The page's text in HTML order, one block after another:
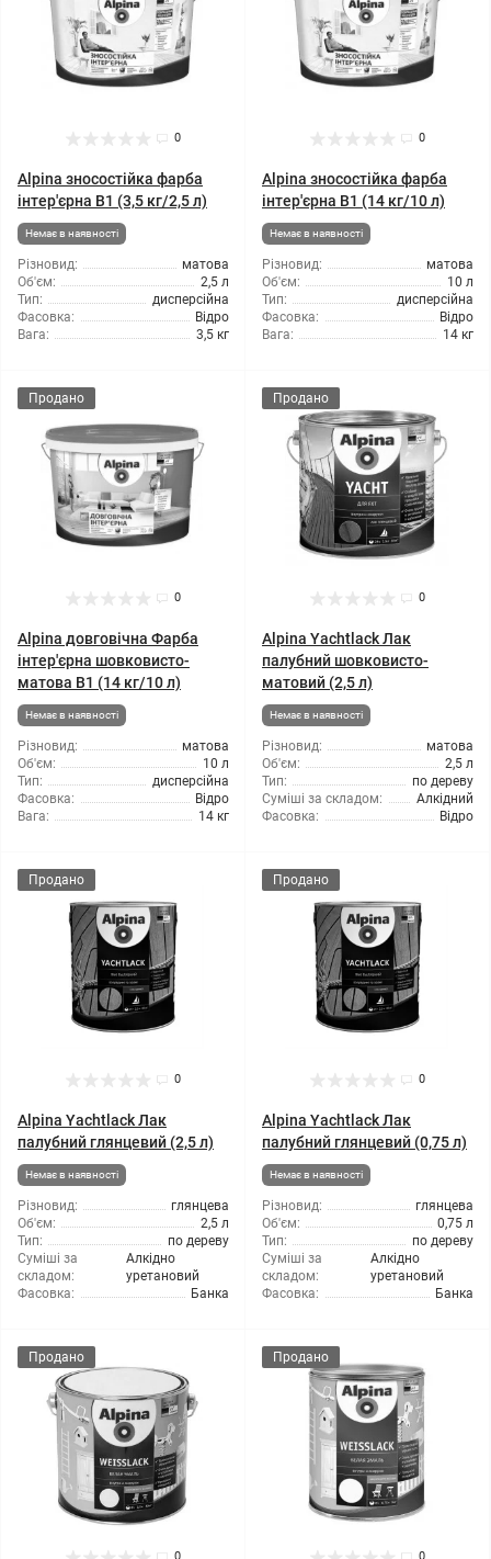
0
Alpina зносостійка фарба
інтер'єрна В1 (3,5 кг/2,5 л)
Немає в наявності
Різновид:
матова
Об'єм:
2,5 л
Тип:
дисперсійна
Фасовка:
Відро
Вага:
3,5 кг
0
Alpina зносостійка фарба
інтер'єрна В1 (14 кг/10 л)
Немає в наявності
Різновид:
матова
Об'єм:
10 л
Тип:
дисперсійна
Фасовка:
Відро
Вага:
14 кг
Продано
0
Alpina довговічна Фарба
інтер'єрна шовковисто-
матова B1 (14 кг/10 л)
Немає в наявності
Різновид:
матова
Об'єм:
10 л
Тип:
дисперсійна
Фасовка:
Відро
Вага:
14 кг
Продано
0
Alpina Yachtlack Лак
палубний шовковисто-
матовий (2,5 л)
Немає в наявності
Різновид:
матова
Об'єм:
2,5 л
Тип:
по дереву
Суміші за складом:
Алкідний
Фасовка:
Відро
Продано
0
Alpina Yachtlack Лак
палубний глянцевий (2,5 л)
Немає в наявності
Різновид:
глянцева
Об'єм:
2,5 л
Тип:
по дереву
Суміші за
складом:
Алкідно
уретановий
Фасовка:
Банка
Продано
0
Alpina Yachtlack Лак
палубний глянцевий (0,75 л)
Немає в наявності
Різновид:
глянцева
Об'єм:
0,75 л
Тип:
по дереву
Суміші за
складом:
Алкідно
уретановий
Фасовка:
Банка
Продано Продано